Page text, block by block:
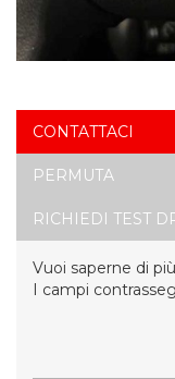
CONTATTACI
PERMUTA
RICHIEDI TEST
Vuoi saperne di
I campi